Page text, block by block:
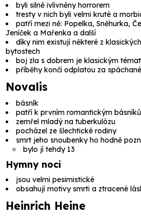
byli silně ivlivněny horrorem
tresty v nich byli velmi kruté a
patří mezi ně: Popelka, Sněhurka,
Jeníček a Mařenka a další
díky nim existují některé z
bytostech
boj zla s dobrem je klasickým
příběhy končí odplatou za
Novalis
básník
patří k prvním romantickým
zemřel mladý na tuberkulózu
pocházel ze šlechtické rodiny
smrt jeho snoubenky ho hodně
bylo jí tehdy 13
Hymny noci
jsou velmi pesimistické
obsahují motivy smrti a ztracené
Heinrich Heine